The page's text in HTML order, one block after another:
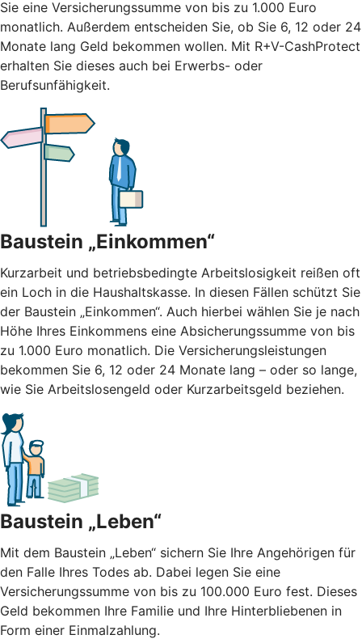
Sie eine Versicherungssumme von bis zu 1.000 Euro
monatlich. Außerdem entscheiden Sie, ob Sie 6, 12 oder 24
Monate lang Geld bekommen wollen. Mit R+V-CashProtect
erhalten Sie dieses auch bei Erwerbs- oder
Berufsunfähigkeit.
Baustein „Einkommen“
Kurzarbeit und betriebsbedingte Arbeitslosigkeit reißen oft
ein Loch in die Haushaltskasse. In diesen Fällen schützt Sie
der Baustein „Einkommen“. Auch hierbei wählen Sie je nach
Höhe Ihres Einkommens eine Absicherungssumme von bis
zu 1.000 Euro monatlich. Die Versicherungsleistungen
bekommen Sie 6, 12 oder 24 Monate lang – oder so lange,
wie Sie Arbeitslosengeld oder Kurzarbeitsgeld beziehen.
Baustein „Leben“
Mit dem Baustein „Leben“ sichern Sie Ihre Angehörigen für
den Falle Ihres Todes ab. Dabei legen Sie eine
Versicherungssumme von bis zu 100.000 Euro fest. Dieses
Geld bekommen Ihre Familie und Ihre Hinterbliebenen in
Form einer Einmalzahlung.